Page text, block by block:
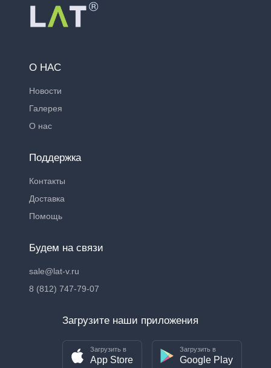
О НАС
Новости
Галерея
О нас
Поддержка
Контакты
Доставка
Помощь
Будем на связи
sale@lat-v.ru
8 (812) 747-79-07
Загрузите наши приложения
Загрузить в
App Store
Загрузить в
Google Play